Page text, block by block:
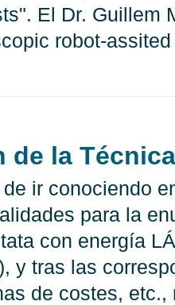
El Dr. Guillem
robot-
la
ir conociendo
para la
con energía
y tras las
de costes,